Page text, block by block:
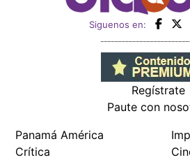
Siguenos en:
Regístrate
Paute con
Panamá América
Crítica